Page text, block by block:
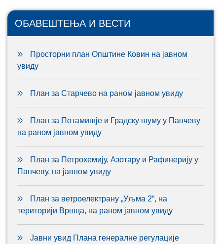
ОБАВЕШТЕЊА И ВЕСТИ
Просторни план Општине Ковин на јавном
увиду
План за Старчево на раном јавном увиду
План за Потамишје и Градску шуму у Панчеву
на раном јавном увиду
План за Петрохемију, Азотару и Рафинерију у
Панчеву, на јавном увиду
План за ветроелектрану „Уљма 2“, на
територији Вршца, на раном јавном увиду
Јавни увид Плана генералне регулације